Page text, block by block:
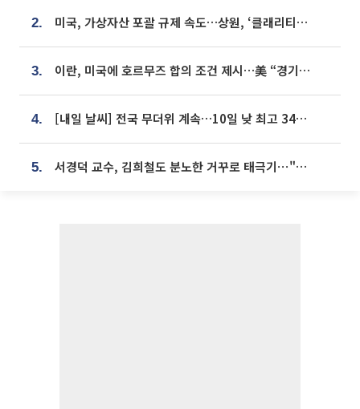
2. 미국, 가상자산 포괄 규제 속도…상원, ‘클래리티법’ 9월 절차투표 추진
3. 이란, 미국에 호르무즈 합의 조건 제시…美 “경기 아직 안 끝나” [종합]
4. [내일 날씨] 전국 무더위 계속…10일 낮 최고 34도 육박
5. 서경덕 교수, 김희철도 분노한 거꾸로 태극기⋯"엉터리는 아냐, 아쉬울 뿐"